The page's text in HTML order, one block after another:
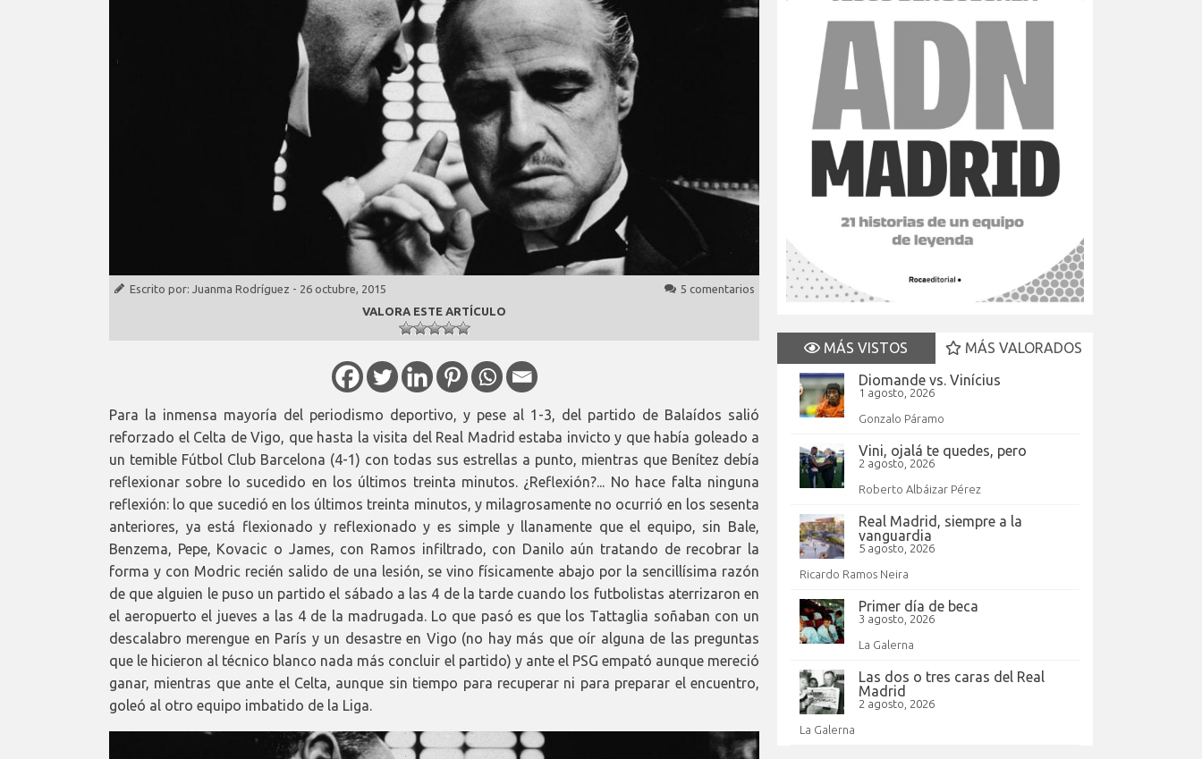
Escrito por: Juanma Rodríguez - 26 octubre, 2015
5 comentarios
VALORA ESTE ARTÍCULO
Para la inmensa mayoría del periodismo deportivo, y pese al 1-3, del partido de Balaídos salió
reforzado el Celta de Vigo, que hasta la visita del Real Madrid estaba invicto y que había goleado a
un temible Fútbol Club Barcelona (4-1) con todas sus estrellas a punto, mientras que Benítez debía
reflexionar sobre lo sucedido en los últimos treinta minutos. ¿Reflexión?... No hace falta ninguna
reflexión: lo que sucedió en los últimos treinta minutos, y milagrosamente no ocurrió en los sesenta
anteriores, ya está flexionado y reflexionado y es simple y llanamente que el equipo, sin Bale,
Benzema, Pepe, Kovacic o James, con Ramos infiltrado, con Danilo aún tratando de recobrar la
forma y con Modric recién salido de una lesión, se vino físicamente abajo por la sencillísima razón
de que alguien le puso un partido el sábado a las 4 de la tarde cuando los futbolistas aterrizaron en
el aeropuerto el jueves a las 4 de la madrugada. Lo que pasó es que los Tattaglia soñaban con un
descalabro merengue en París y un desastre en Vigo (no hay más que oír alguna de las preguntas
que le hicieron al técnico blanco nada más concluir el partido) y ante el PSG empató aunque mereció
ganar, mientras que ante el Celta, aunque sin tiempo para recuperar ni para preparar el encuentro,
goleó al otro equipo imbatido de la Liga.
MÁS VISTOS
MÁS VALORADOS
Diomande vs. Vinícius
1 agosto, 2026
Gonzalo Páramo
Vini, ojalá te quedes, pero
2 agosto, 2026
Roberto Albáizar Pérez
Real Madrid, siempre a la
vanguardia
5 agosto, 2026
Ricardo Ramos Neira
Primer día de beca
3 agosto, 2026
La Galerna
Las dos o tres caras del Real
Madrid
2 agosto, 2026
La Galerna